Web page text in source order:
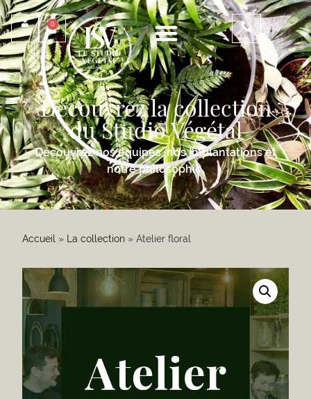
0
Découvrez la collection
du Studio Végétal
Découvrez nos équipes, nos implantations et
notre philosophie.
Accueil » La collection » Atelier floral